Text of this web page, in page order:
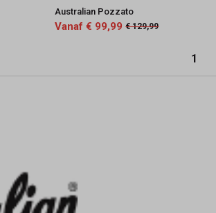
Australian Pozzato
Vanaf € 99,99 € 129,99
1